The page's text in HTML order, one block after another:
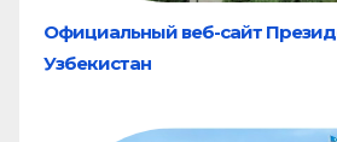
Официальный веб-сайт
Узбекистан